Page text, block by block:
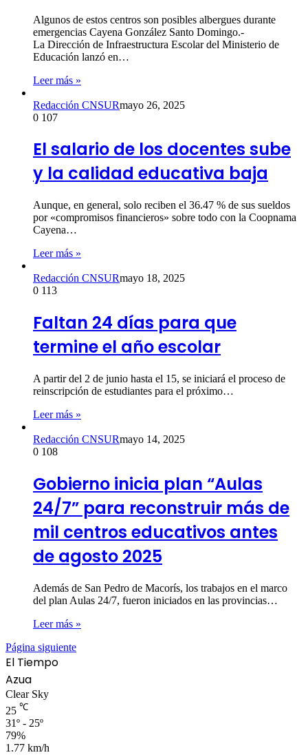
Algunos de estos centros son posibles albergues durante
emergencias Cayena González Santo Domingo.-
La Dirección de Infraestructura Escolar del Ministerio de
Educación lanzó en…
Leer más »
Redacción CNSURmayo 26, 2025
0 107
El salario de los docentes sube
y la calidad educativa baja
Aunque, en general, solo reciben el 36.47 % de sus sueldos
por «compromisos financieros» sobre todo con la Coopnama
Cayena…
Leer más »
Redacción CNSURmayo 18, 2025
0 113
Faltan 24 días para que
termine el año escolar
A partir del 2 de junio hasta el 15, se iniciará el proceso de
reinscripción de estudiantes para el próximo…
Leer más »
Redacción CNSURmayo 14, 2025
0 108
Gobierno inicia plan “Aulas
24/7” para reconstruir más de
mil centros educativos antes
de agosto 2025
Además de San Pedro de Macorís, los trabajos en el marco
del plan Aulas 24/7, fueron iniciados en las provincias…
Leer más »
Página siguiente
El Tiempo
Azua
Clear Sky
25 ℃
31º - 25º
79%
1.77 km/h